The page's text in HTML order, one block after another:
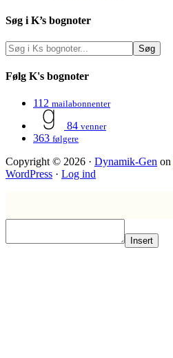
Søg i K’s bognoter
Følg K's bognoter
112 mailabonnenter
84 venner
363 følgere
Copyright © 2026 · Dynamik-Gen on
WordPress · Log ind
Insert